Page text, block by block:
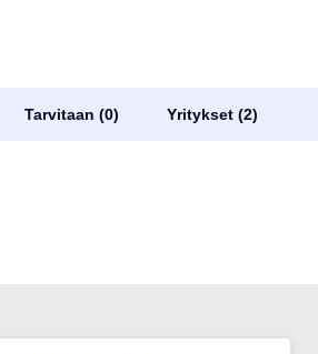
Tarvitaan (0) Yritykset (2)